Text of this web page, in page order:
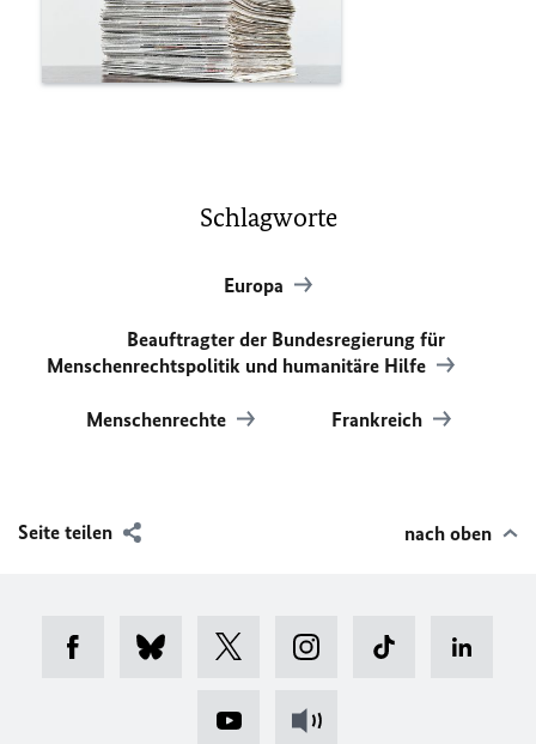
Schlagworte
Europa
Beauftragter der Bundesregierung für
Menschenrechtspolitik und humanitäre Hilfe
Menschenrechte Frankreich
Seite teilen nach oben